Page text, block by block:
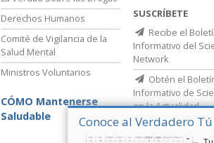
Conoce al Verdadero Tú
Derechos Humanos
Comité de Vigilancia de la
Salud Mental
Ministros Voluntarios
CÓMO Mantenerse
Saludable
SUSCRÍBETE
Recibe el
Informativo del
Network
Obtén el
Informativo de
en la Actualidad